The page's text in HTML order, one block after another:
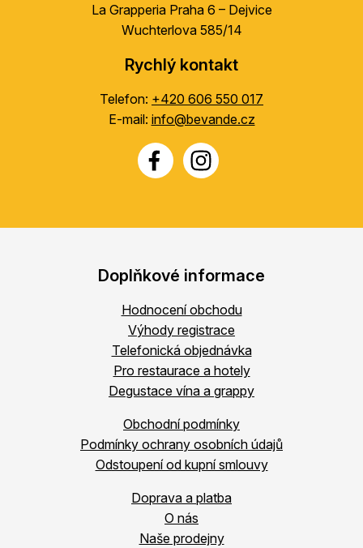
La Grapperia Praha 6 – Dejvice
Wuchterlova 585/14
Rychlý kontakt
Telefon: +420 606 550 017
E-mail: info@bevande.cz
Doplňkové informace
Hodnocení obchodu
Výhody registrace
Telefonická objednávka
Pro restaurace a hotely
Degustace vína a grappy
Obchodní podmínky
Podmínky ochrany osobních údajů
Odstoupení od kupní smlouvy
Doprava a platba
O nás
Naše prodejny